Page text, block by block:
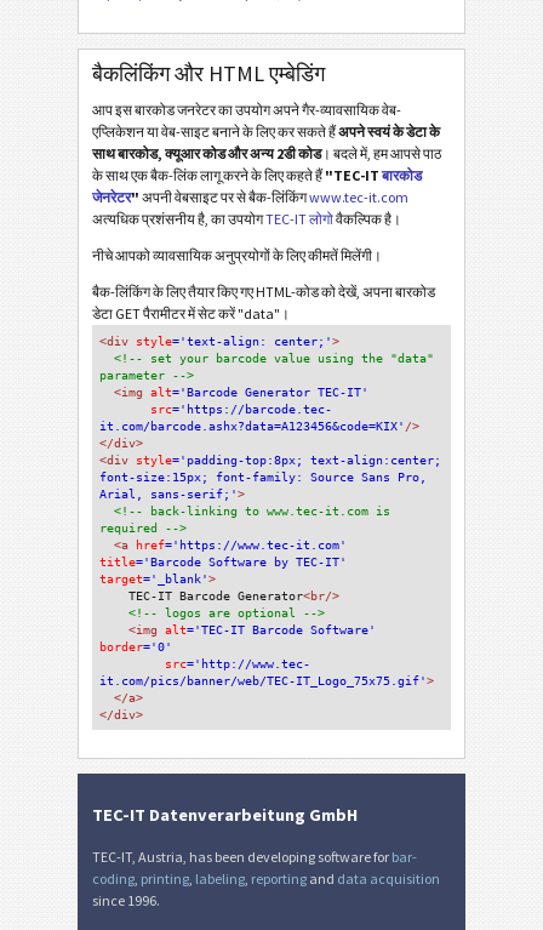
बैकलिंकिंग और HTML एम्बेडिंग
आप इस बारकोड जनरेटर का उपयोग अपने गैर-व्यावसायिक वेब-
एप्लिकेशन या वेब-साइट बनाने के लिए कर सकते हैंअपने स्वयं के डेटा के
साथ बारकोड, क्यूआर कोड और अन्य 2डी कोड। बदले में, हम आपसे पाठ
के साथ एक बैक-लिंक लागू करने के लिए कहते हैं"TEC-IT बारकोड
जेनरेटर" अपनी वेबसाइट पर से बैक-लिंकिंगwww.tec-it.com
अत्यधिक प्रशंसनीय है, का उपयोगTEC-IT लोगोवैकल्पिक है।
नीचे आपको व्यावसायिक अनुप्रयोगों के लिए कीमतें मिलेंगी।
बैक-लिंकिंग के लिए तैयार किए गए HTML-कोड को देखें, अपना बारकोड
डेटा GET पैरामीटर में सेट करें "data"।
<div style='text-align: center;'>
<!-- set your barcode value using the "data"
parameter -->
<img alt='Barcode Generator TEC-IT'
src='https://barcode.tec-
it.com/barcode.ashx?data=A123456&code=KIX' />
</div>
<div style='padding-top:8px; text-align:center;
font-size:15px; font-family: Source Sans Pro,
Arial, sans-serif;'>
<!-- back-linking to www.tec-it.com is
required -->
<a href='https://www.tec-it.com'
title='Barcode Software by TEC-IT'
target='_blank'>
TEC-IT Barcode Generator<br/>
<!-- logos are optional -->
<img alt='TEC-IT Barcode Software'
border='0'
src='http://www.tec-
it.com/pics/banner/web/TEC-IT_Logo_75x75.gif'>
</a>
</div>
TEC-IT Datenverarbeitung GmbH
TEC-IT, Austria, has been developing software for bar-
coding printing labeling reporting and data acquisition
since 1996.